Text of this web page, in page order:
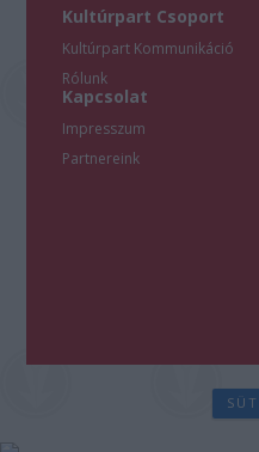
Kultúrpart Csoport
Kultúrpart Kommunikáció
Rólunk
Kapcsolat
Impresszum
Partnereink